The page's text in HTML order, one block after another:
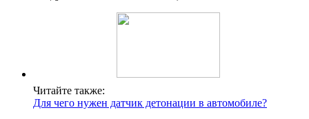
Читайте также:
Для чего нужен датчик детонации в автомобиле?